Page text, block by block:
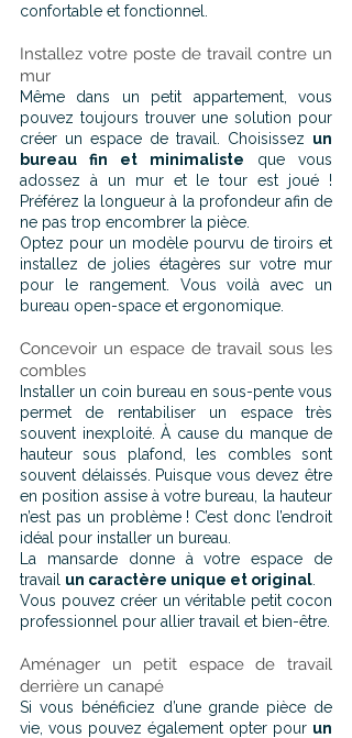
confortable et fonctionnel.
Installez votre poste de travail contre un
mur
Même dans un petit appartement, vous
pouvez toujours trouver une solution pour
créer un espace de travail. Choisissez un
bureau fin et minimaliste que vous
adossez à un mur et le tour est joué !
Préférez la longueur à la profondeur afin de
ne pas trop encombrer la pièce.
Optez pour un modèle pourvu de tiroirs et
installez de jolies étagères sur votre mur
pour le rangement. Vous voilà avec un
bureau open-space et ergonomique.
Concevoir un espace de travail sous les
combles
Installer un coin bureau en sous-pente vous
permet de rentabiliser un espace très
souvent inexploité. À cause du manque de
hauteur sous plafond, les combles sont
souvent délaissés. Puisque vous devez être
en position assise à votre bureau, la hauteur
n’est pas un problème ! C’est donc l’endroit
idéal pour installer un bureau.
La mansarde donne à votre espace de
travail un caractère unique et original
Vous pouvez créer un véritable petit cocon
professionnel pour allier travail et bien-être.
Aménager un petit espace de travail
derrière un canapé
Si vous bénéficiez d’une grande pièce de
vie, vous pouvez également opter pour un